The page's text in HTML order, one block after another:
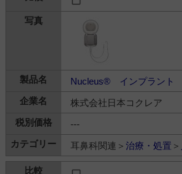
Nucleus® インプラント
株式会社日本コクレア
---
耳鼻科関連＞ 治療・処置 ＞